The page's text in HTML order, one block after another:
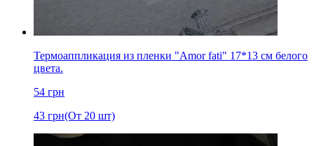
Термоаппликация из пленки "Amor fati" 17*13 см белого
цвета.
54 грн
43 грн(От 20 шт)